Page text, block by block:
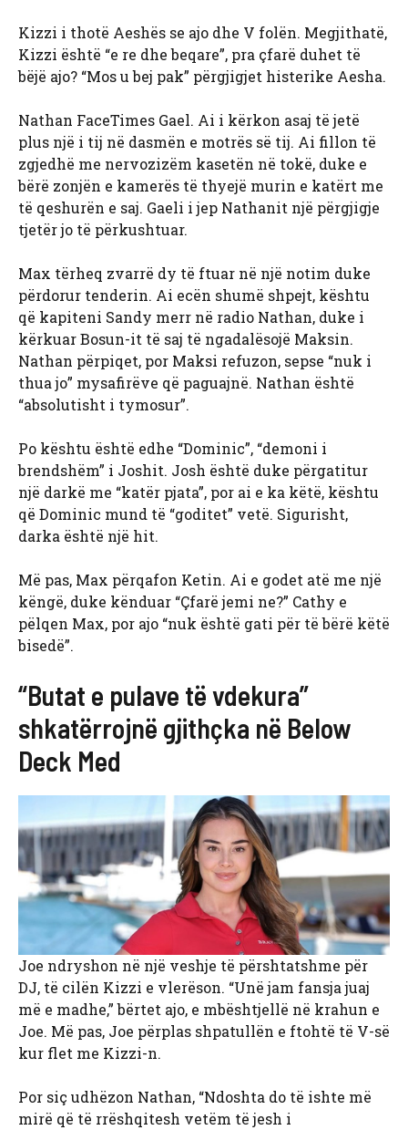
Kizzi i thotë Aeshës se ajo dhe V folën. Megjithatë,
Kizzi është “e re dhe beqare”, pra çfarë duhet të
bëjë ajo? “Mos u bej pak” përgjigjet histerike Aesha.
Nathan FaceTimes Gael. Ai i kërkon asaj të jetë
plus një i tij në dasmën e motrës së tij. Ai fillon të
zgjedhë me nervozizëm kasetën në tokë, duke e
bërë zonjën e kamerës të thyejë murin e katërt me
të qeshurën e saj. Gaeli i jep Nathanit një përgjigje
tjetër jo të përkushtuar.
Max tërheq zvarrë dy të ftuar në një notim duke
përdorur tenderin. Ai ecën shumë shpejt, kështu
që kapiteni Sandy merr në radio Nathan, duke i
kërkuar Bosun-it të saj të ngadalësojë Maksin.
Nathan përpiqet, por Maksi refuzon, sepse “nuk i
thua jo” mysafirëve që paguajnë. Nathan është
“absolutisht i tymosur”.
Po kështu është edhe “Dominic”, “demoni i
brendshëm” i Joshit. Josh është duke përgatitur
një darkë me “katër pjata”, por ai e ka këtë, kështu
që Dominic mund të “goditet” vetë. Sigurisht,
darka është një hit.
Më pas, Max përqafon Ketin. Ai e godet atë me një
këngë, duke kënduar “Çfarë jemi ne?” Cathy e
pëlqen Max, por ajo “nuk është gati për të bërë këtë
bisedë”.
“Butat e pulave të vdekura”
shkatërrojnë gjithçka në Below
Deck Med
Joe ndryshon në një veshje të përshtatshme për
DJ, të cilën Kizzi e vlerëson. “Unë jam fansja juaj
më e madhe,” bërtet ajo, e mbështjellë në krahun e
Joe. Më pas, Joe përplas shpatullën e ftohtë të V-së
kur flet me Kizzi-n.
Por siç udhëzon Nathan, “Ndoshta do të ishte më
mirë që të rrëshqitesh vetëm të jesh i